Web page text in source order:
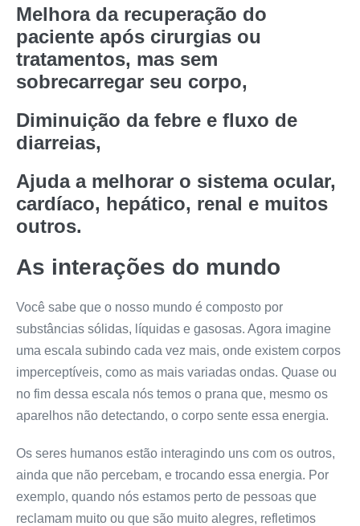
Melhora da recuperação do
paciente após cirurgias ou
tratamentos, mas sem
sobrecarregar seu corpo,
Diminuição da febre e fluxo de
diarreias,
Ajuda a melhorar o sistema ocular,
cardíaco, hepático, renal e muitos
outros.
As interações do mundo
Você sabe que o nosso mundo é composto por
substâncias sólidas, líquidas e gasosas. Agora imagine
uma escala subindo cada vez mais, onde existem corpos
imperceptíveis, como as mais variadas ondas. Quase ou
no fim dessa escala nós temos o prana que, mesmo os
aparelhos não detectando, o corpo sente essa energia.
Os seres humanos estão interagindo uns com os outros,
ainda que não percebam, e trocando essa energia. Por
exemplo, quando nós estamos perto de pessoas que
reclamam muito ou que são muito alegres, refletimos